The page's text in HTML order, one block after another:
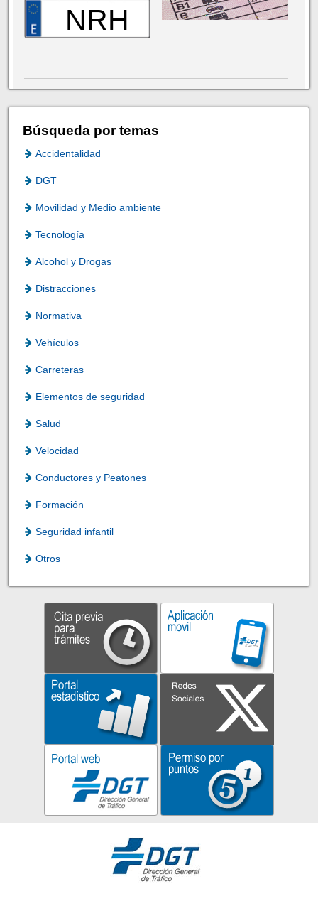
NRH
Búsqueda por temas
Accidentalidad
DGT
Movilidad y Medio ambiente
Tecnología
Alcohol y Drogas
Distracciones
Normativa
Vehículos
Carreteras
Elementos de seguridad
Salud
Velocidad
Conductores y Peatones
Formación
Seguridad infantil
Otros